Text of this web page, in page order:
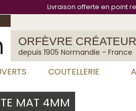
Livraison offerte en point
ORFÈVRE CRÉATEUR
depuis 1905 Normandie - France
COUTELLERIE
MAT 4MM